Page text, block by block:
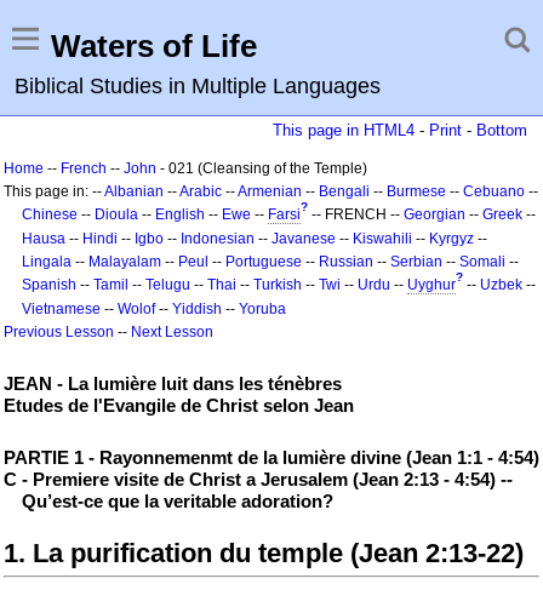
Waters of Life
Biblical Studies in Multiple Languages
This page in HTML4 - Print - Bottom
Home -- French -- John - 021 (Cleansing of the Temple)
This page in: --Albanian --Arabic --Armenian -- Bengali -- Burmese -- Cebuano --
Chinese -- Dioula -- English -- Ewe -- Farsi? -- FRENCH -- Georgian -- Greek --
Hausa -- Hindi -- Igbo -- Indonesian -- Javanese -- Kiswahili -- Kyrgyz --
Lingala -- Malayalam -- Peul -- Portuguese -- Russian -- Serbian -- Somali --
Spanish -- Tamil -- Telugu -- Thai -- Turkish -- Twi -- Urdu -- Uyghur? -- Uzbek --
Vietnamese -- Wolof-- Yiddish -- Yoruba
Previous Lesson -- Next Lesson
JEAN - La lumière luit dans les ténèbres
Etudes de l'Evangile de Christ selon Jean
PARTIE 1 - Rayonnemenmt de la lumière divine (Jean 1:1 - 4:54)
C - Premiere visite de Christ a Jerusalem (Jean 2:13 - 4:54) --
Qu’est-ce que la veritable adoration?
1. La purification du temple (Jean 2:13-22)